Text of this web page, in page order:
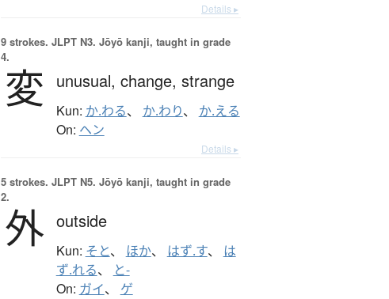
Details ▸
9 strokes. JLPT N3. Jōyō kanji, taught in grade
4.
変 unusual, change, strange
Kun: か.わる、 か.わり、 か.える
On: ヘン
Details ▸
5 strokes. JLPT N5. Jōyō kanji, taught in grade
2.
外 outside
Kun: そと、 ほか、 はず.す、 は
ず.れる、 と-
On: ガイ、 ゲ